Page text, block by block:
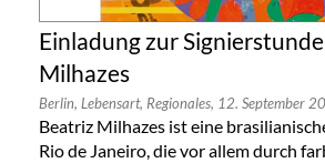
Einladung zur
Milhazes
Berlin, Lebensart, Regionales, 12. September
Beatriz Milhazes ist eine
Rio de Janeiro, die vor allem durch